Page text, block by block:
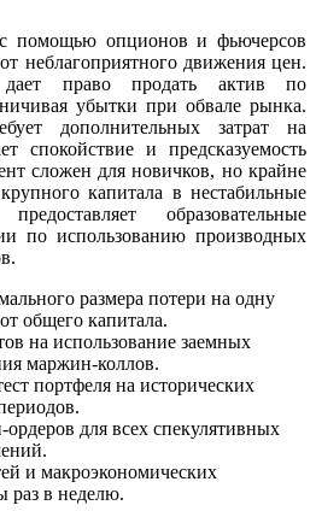
помощью опционов и фьючерсов
от неблагоприятного движения цен.
право продать актив по
убытки при обвале рынка.
дополнительных затрат на
спокойствие и предсказуемость
сложен для новичков, но крайне
капитала в нестабильные
образовательные
по использованию производных
размера потери на одну
общего капитала.
на использование заемных
маржин-коллов.
портфеля на исторических
для всех спекулятивных
и макроэкономических
раз в неделю.